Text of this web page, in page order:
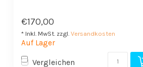
€170,00
* Inkl. MwSt. zzgl. Versandkosten
Auf Lager
Vergleichen